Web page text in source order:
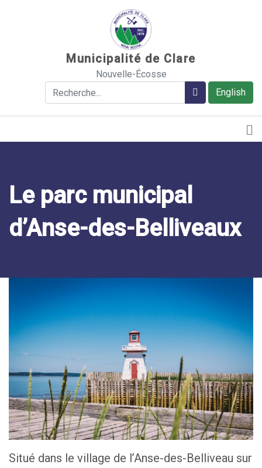
Municipalité de Clare
Nouvelle-Écosse
English
Rechercher Rechercher
Le parc municipal
d’Anse-des-Belliveaux
Situé dans le village de l’Anse-des-Belliveau sur